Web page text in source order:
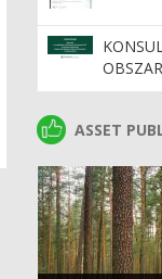
ASSET
ASSET